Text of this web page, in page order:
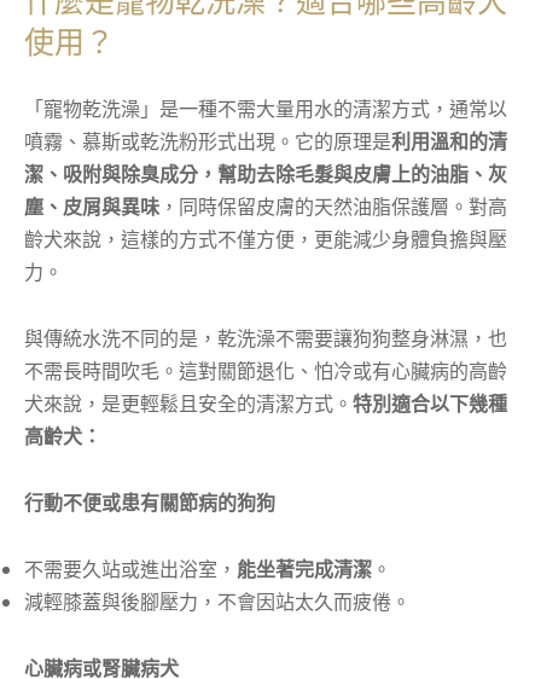
使用？
「寵物乾洗澡」是一種不需大量用水的清潔方式，通常以
噴霧、慕斯或乾洗粉形式出現。它的原理是利用溫和的清
潔、吸附與除臭成分，幫助去除毛髮與皮膚上的油脂、灰
塵、皮屑與異味 ，同時保留皮膚的天然油脂保護層。對高
齡犬來說，這樣的方式不僅方便，更能減少身體負擔與壓
力。
與傳統水洗不同的是，乾洗澡不需要讓狗狗整身淋濕，也
不需長時間吹毛。這對關節退化、怕冷或有心臟病的高齡
犬來說，是更輕鬆且安全的清潔方式。 特別適合以下幾種
高齡犬：
行動不便或患有關節病的狗狗
不需要久站或進出浴室， 能坐著完成清潔 。
減輕膝蓋與後腳壓力，不會因站太久而疲倦。
心臟病或腎臟病犬